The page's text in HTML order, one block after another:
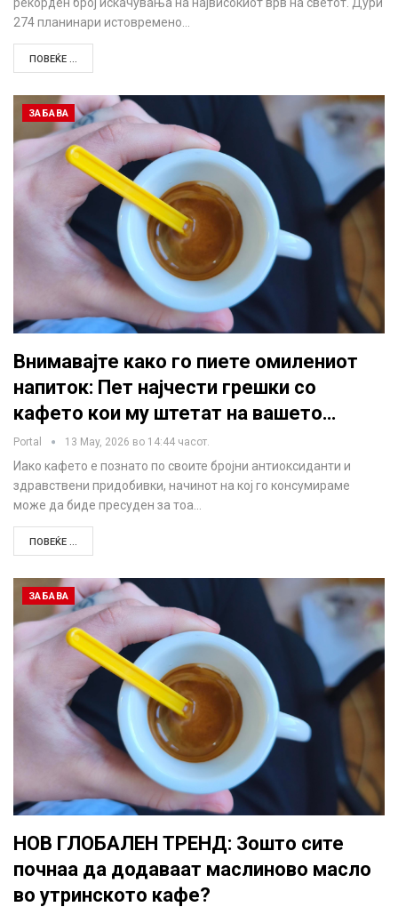
рекорден број искачувања на највисокиот врв на светот. Дури
274 планинари истовремено…
ПОВЕЌЕ ...
ЗАБАВА
Внимавајте како го пиете омилениот
напиток: Пет најчести грешки со
кафето кои му штетат на вашето…
Portal 13 May, 2026 во 14:44 часот.
Иако кафето е познато по своите бројни антиоксиданти и
здравствени придобивки, начинот на кој го консумираме
може да биде пресуден за тоа…
ПОВЕЌЕ ...
ЗАБАВА
НОВ ГЛОБАЛЕН ТРЕНД: Зошто сите
почнаа да додаваат маслиново масло
во утринското кафе?